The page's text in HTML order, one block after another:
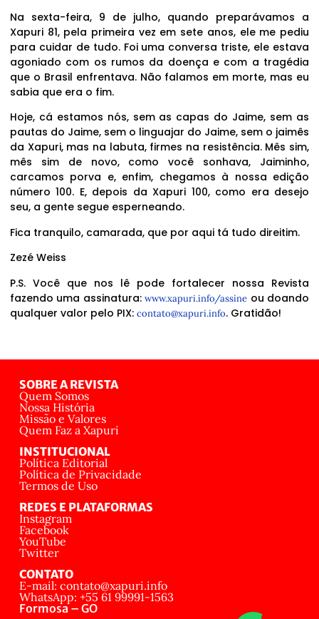
Na sexta-feira, 9 de julho, quando preparávamos a
Xapuri 81, pela primeira vez em sete anos, ele me pediu
para cuidar de tudo. Foi uma conversa triste, ele estava
agoniado com os rumos da doença e com a tragédia
que o Brasil enfrentava. Não falamos em morte, mas eu
sabia que era o fim.
Hoje, cá estamos nós, sem as capas do Jaime, sem as
pautas do Jaime, sem o linguajar do Jaime, sem o jaimês
da Xapuri, mas na labuta, firmes na resistência. Mês sim,
mês sim de novo, como você sonhava, Jaiminho,
carcamos porva e, enfim, chegamos à nossa edição
número 100. E, depois da Xapuri 100, como era desejo
seu, a gente segue esperneando.
Fica tranquilo, camarada, que por aqui tá tudo direitim.
Zezé Weiss
P.S. Você que nos lê pode fortalecer nossa Revista
fazendo uma assinatura:www.xapuri.info/assine ou doando
qualquer valor pelo PIX: contato@xapuri.info. Gratidão!
SOBRE A REVISTA
Quem Somos
Nossa História
Missão e Valores
Quem Faz a Xapuri
INSTITUCIONAL
Política Editorial
Política de Privacidade
Termos de Uso
REDES E PLATAFORMAS
Instagram
Facebook
YouTube
Twitter
CONTATO
E-mail: contato@xapuri.info
WhatsApp: +55 61 99991-1563
Formosa – GO